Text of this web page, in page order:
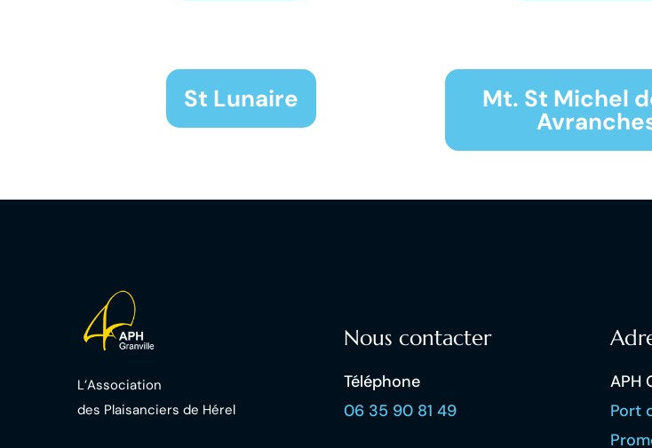
St Lunaire Mt. St Michel
L’Association
des Plaisanciers de Hérel
Nous contacter
Téléphone
06 35 90 81 49
APH
Port